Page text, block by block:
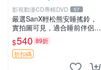
影視動漫CD專輯DVD 57
嚴選SanX輕松熊安睡搖鈴，
實拍圖可見，適合睡前伴侶，
Picks安撫好物 0325 懸吊 電
腦
$540 89折
折扣碼